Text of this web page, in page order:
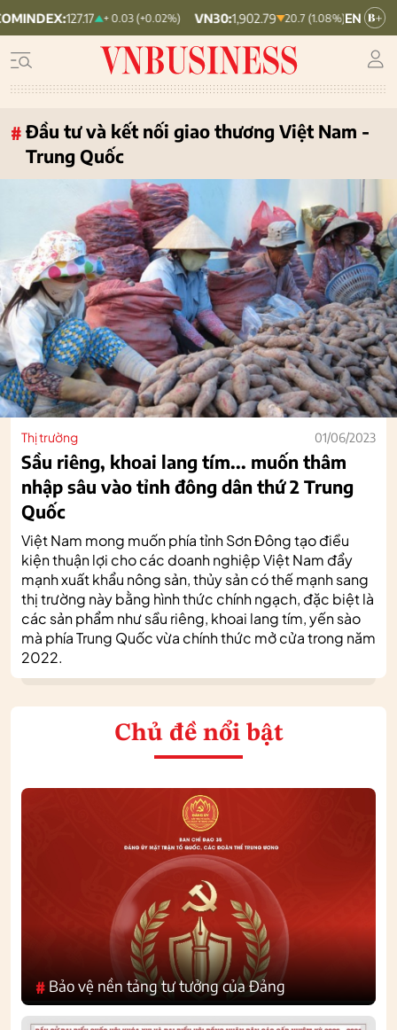
127.17 + 0.03 (+0.02%) VN30:1,902.79 20.7 (1.08%) VNINDEX:
# Đầu tư và kết nối giao thương Việt Nam -
Trung Quốc
Thị trường 01/06/2023
Sầu riêng, khoai lang tím... muốn thâm
nhập sâu vào tỉnh đông dân thứ 2 Trung
Quốc
Việt Nam mong muốn phía tỉnh Sơn Đông tạo điều
kiện thuận lợi cho các doanh nghiệp Việt Nam đẩy
mạnh xuất khẩu nông sản, thủy sản có thế mạnh sang
thị trường này bằng hình thức chính ngạch, đặc biệt là
các sản phẩm như sầu riêng, khoai lang tím, yến sào
mà phía Trung Quốc vừa chính thức mở cửa trong năm
2022.
Chủ đề nổi bật
# Bảo vệ nền tảng tư tưởng của Đảng